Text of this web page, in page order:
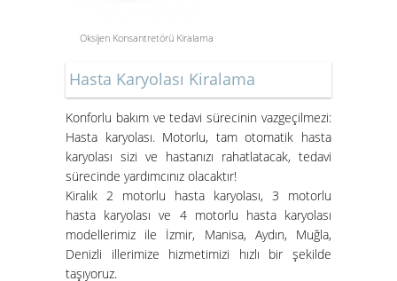
Oksijen Konsantretörü Kiralama
Öneme Sahip Bir Araç
Hasta Karyolası Kiralama
Konforlu bakım ve tedavi sürecinin vazgeçilmezi:
Hasta karyolası. Motorlu, tam otomatik hasta
karyolası sizi ve hastanızı rahatlatacak, tedavi
sürecinde yardımcınız olacaktır!
Kiralık 2 motorlu hasta karyolası, 3 motorlu
hasta karyolası ve 4 motorlu hasta karyolası
modellerimiz ile İzmir, Manisa, Aydın, Muğla,
Denizli illerimize hizmetimizi hızlı bir şekilde
taşıyoruz.